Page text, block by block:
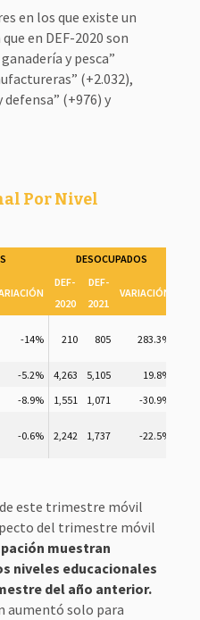
en los que existe un
en DEF-2020 son
y pesca”
(+2.032),
(+976) y
Por Nivel
DESOCUPADOS
DEF-
2020
DEF-
2021
VARIACIÓN
-14% 210 805 283.3%
-5.2% 4,263 5,105 19.8%
-8.9% 1,551 1,071 -30.9%
-0.6% 2,242 1,737 -22.5%
este trimestre móvil
del trimestre móvil
muestran
niveles educacionales
del año anterior.
aumentó solo para